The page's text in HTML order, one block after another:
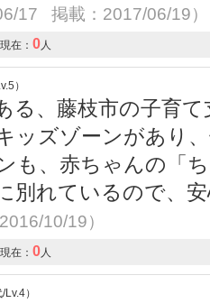
17 掲載：2017/06/19）
現在： 0人
）
る、藤枝市の子育
ッズゾーンがあり
も、赤ちゃんの「
別れているので、
10/19）
現在： 0人
）